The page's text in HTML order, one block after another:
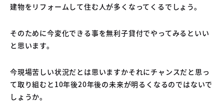
建物をリフォームして住む人が多くなってくるでしょう。
そのために今変化できる事を無利子貸付でやってみるといい
と思います。
今現場苦しい状況だとは思いますかそれにチャンスだと思っ
て取り組むと10年後20年後の未来が明るくなるのではないで
しょうか。